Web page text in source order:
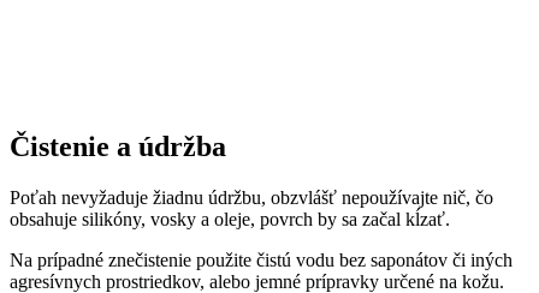
Čistenie a údržba
Poťah nevyžaduje žiadnu údržbu, obzvlášť nepoužívajte nič, čo
obsahuje silikóny, vosky a oleje, povrch by sa začal kĺzať.
Na prípadné znečistenie použite čistú vodu bez saponátov či iných
agresívnych prostriedkov, alebo jemné prípravky určené na kožu.